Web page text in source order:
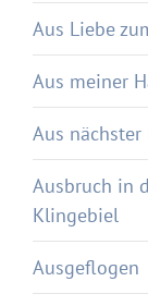
Aus Liebe
Aus meiner
Aus nächster
Ausbruch in
Klingebiel
Ausgeflogen